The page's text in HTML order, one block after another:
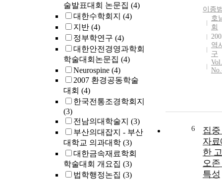
술발표대회 논문집 (4)
대한수학회지 (4)
지반 (4)
정부학연구 (4)
대한안전경영과학회
학술대회논문집 (4)
Neurospine (4)
2007 환경공동학술
대회 (4)
한국전통조경학회지
(3)
전남의대학술지 (3)
부산의대잡지 - 부산
대학교 의과대학 (3)
대한금속재료학회
학술대회 개요집 (3)
법학행정논집 (3)
이종
호
회
역
구
6
집
자
한
오
특성